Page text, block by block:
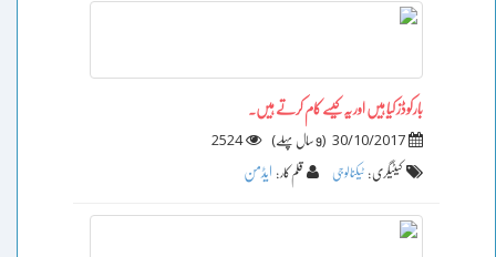
بارکوڈز کیا ہیں اور یہ کیسے کام کرتے ہیں۔
30/10/2017
(9 سال پہلے )
2524
کیٹیگری : ٹیکنالوجی قلم کار : ایڈمن